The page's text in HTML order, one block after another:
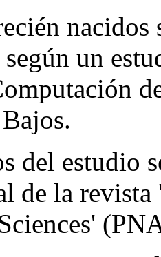
nacidos
según un
del estudio
de la